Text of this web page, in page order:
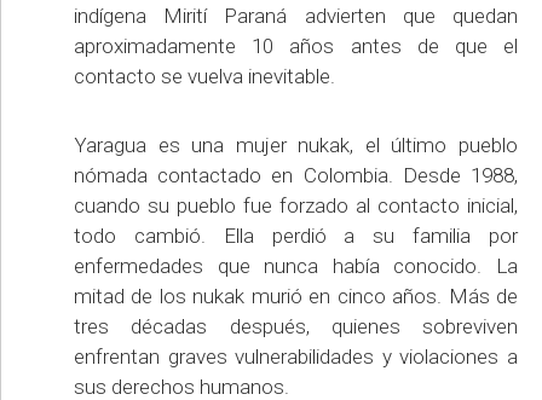
indígena Mirití Paraná advierten que quedan
aproximadamente 10 años antes de que el
contacto se vuelva inevitable.
Yaragua es una mujer nukak, el último pueblo
nómada contactado en Colombia. Desde 1988,
cuando su pueblo fue forzado al contacto inicial,
todo cambió. Ella perdió a su familia por
enfermedades que nunca había conocido. La
mitad de los nukak murió en cinco años. Más de
tres décadas después, quienes sobreviven
enfrentan graves vulnerabilidades y violaciones a
sus derechos humanos.